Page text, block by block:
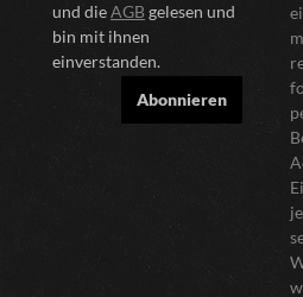
und dieAGBgelesen und
bin mit ihnen
einverstanden.
Abonnieren